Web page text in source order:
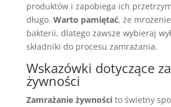
produktów i zapobiega ich
długo. Warto pamiętać, że
bakterii, dlatego zawsze wybieraj
składniki do procesu zamrażania.
Wskazówki dotyczące
żywności
Zamrażanie żywnościto świetny